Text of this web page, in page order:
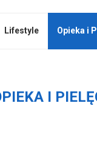
Lifestyle Opieka i
I